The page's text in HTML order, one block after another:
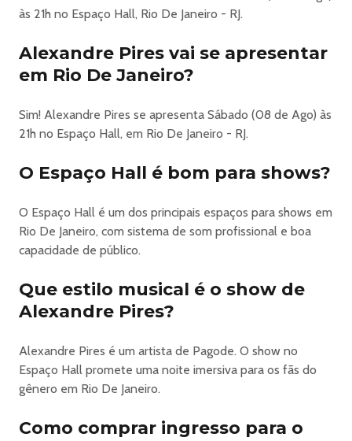
Atendimento da Espaço Hall através do WhatsApp (21)
ALEXANDRE PIRES no ESPAÇO HALL
08.08.2026 (SÁBADO)
21h abertura da casa / Show previsto para 00h
Local
Endereço:
Capacidade:
6600 pessoas
Faixa etária:
Maiores informações: www.espacohall.com.br
Setores
Posição na mesa definida por ordem de chegada;
MESA VIP:
Posição na mesa definida por ordem de chegada;
Posição na mesa definida por ordem de chegada;
às 21h no Espaço Hall, Rio De Janeiro - RJ.
Alexandre Pires vai se apresentar
em Rio De Janeiro?
Sim! Alexandre Pires se apresenta Sábado (08 de Ago) às
21h no Espaço Hall, em Rio De Janeiro - RJ.
O Espaço Hall é bom para shows?
O Espaço Hall é um dos principais espaços para shows em
Rio De Janeiro, com sistema de som profissional e boa
capacidade de público.
Que estilo musical é o show de
Alexandre Pires?
Alexandre Pires é um artista de Pagode. O show no
Espaço Hall promete uma noite imersiva para os fãs do
gênero em Rio De Janeiro.
Como comprar ingresso para o